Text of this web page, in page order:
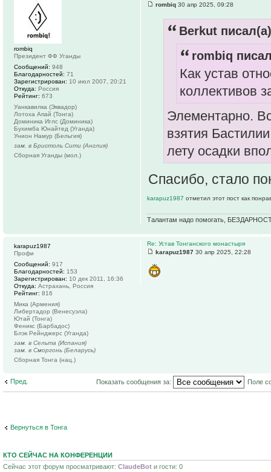
rombiq 30 апр 2025, 09:28
Berkut
rombiq
Как устав
коллективов
Элементарно.
взятия
лету осадки
Спасибо, стало
karapuz1987 отметил этот пост как
Талантам надо помогать,
rombiq
Президент ФФ Уганды
Сообщений: 948
Благодарностей: 71
Зарегистрирован: 10 июл 2007, 20:21
Откуда: Россия
Рейтинг: 673
Уанкавилка (Эквадор)
Лотоха Апай (Тонга)
Доминика Иглс (Доминика)
Бухимба Юнайтед (Уганда)
Унион Намур (Бельгия)
зам. в Бристоль Сити (Англия)
Сборная Уганды (мол.)
Re: Устав Тонганского монастыря
karapuz1987 30 апр 2025, 22:28
karapuz1987
Профи
Сообщений: 917
Благодарностей: 153
Зарегистрирован: 10 дек 2011, 16:36
Откуда: Астрахань, Россия
Рейтинг: 816
Мика (Армения)
Либертадор (Венесуэла)
Ютай (Тонга)
Феникс (Барбадос)
Блэк Рейнджерс (Уганда)
зам. в Сельта (Испания)
зам. в Сморгонь (Беларусь)
Сборная Тонга (нац.)
Пред. Показать сообщения за: Поле
Вернуться в Тонга
КТО СЕЙЧАС НА КОНФЕРЕНЦИИ
Сейчас этот форум просматривают: ClaudeBot и гости: 0